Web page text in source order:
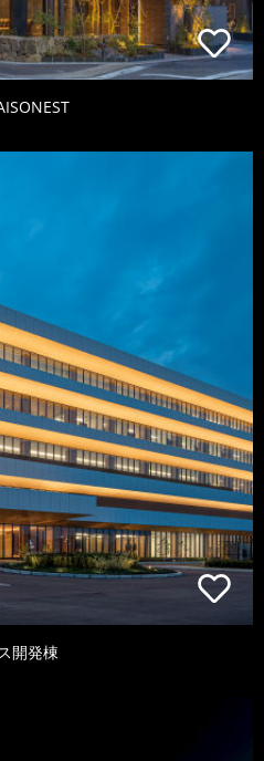
開発棟